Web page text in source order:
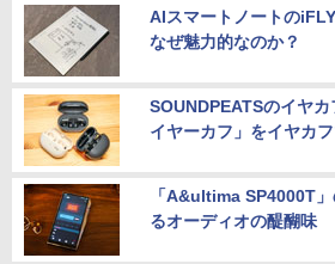
AIスマートノートの
なぜ魅力的なのか？
SOUNDPEATSのイヤ
イヤーカフ」をイヤカ
「A&ultima SP4000T
るオーディオの醍醐味